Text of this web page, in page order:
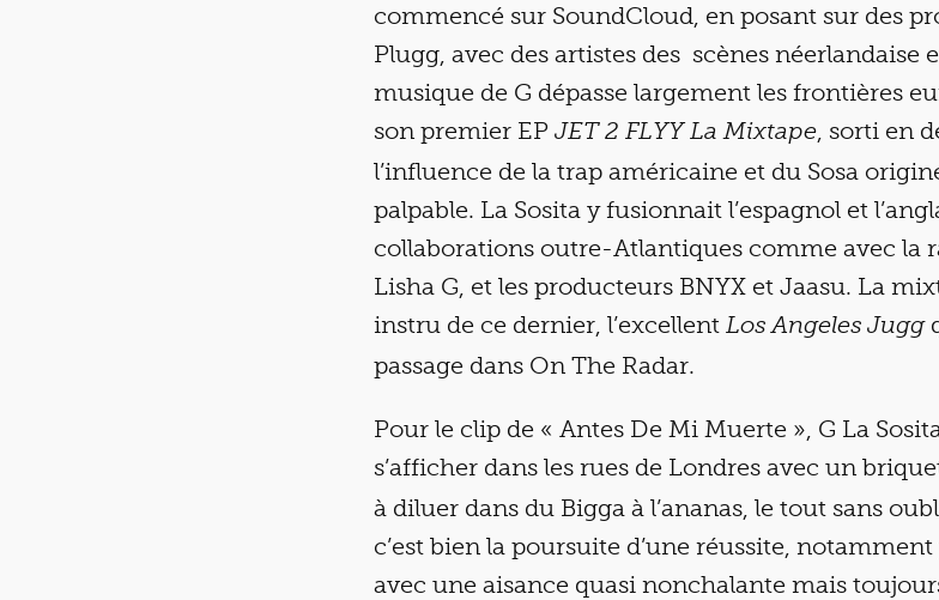
commencé sur SoundCloud, en posant sur des
Plugg, avec des artistes des scènes néerlandaise
musique de G dépasse largement les frontières
son premier EP JET 2 FLYY La Mixtape, sorti en
l’influence de la trap américaine et du Sosa
palpable. La Sosita y fusionnait l’espagnol et
collaborations outre-Atlantiques comme avec la
Lisha G, et les producteurs BNYX et Jaasu. La
instru de ce dernier, l’excellent Los Angeles Jugg
passage dans On The Radar.
Pour le clip de « Antes De Mi Muerte », G La
s’afficher dans les rues de Londres avec un
à diluer dans du Bigga à l’ananas, le tout sans
c’est bien la poursuite d’une réussite,
avec une aisance quasi nonchalante mais